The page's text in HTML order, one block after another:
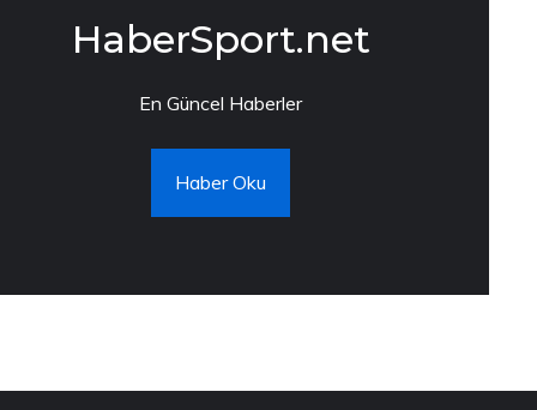
HaberSport.net
En Güncel Haberler
Haber Oku